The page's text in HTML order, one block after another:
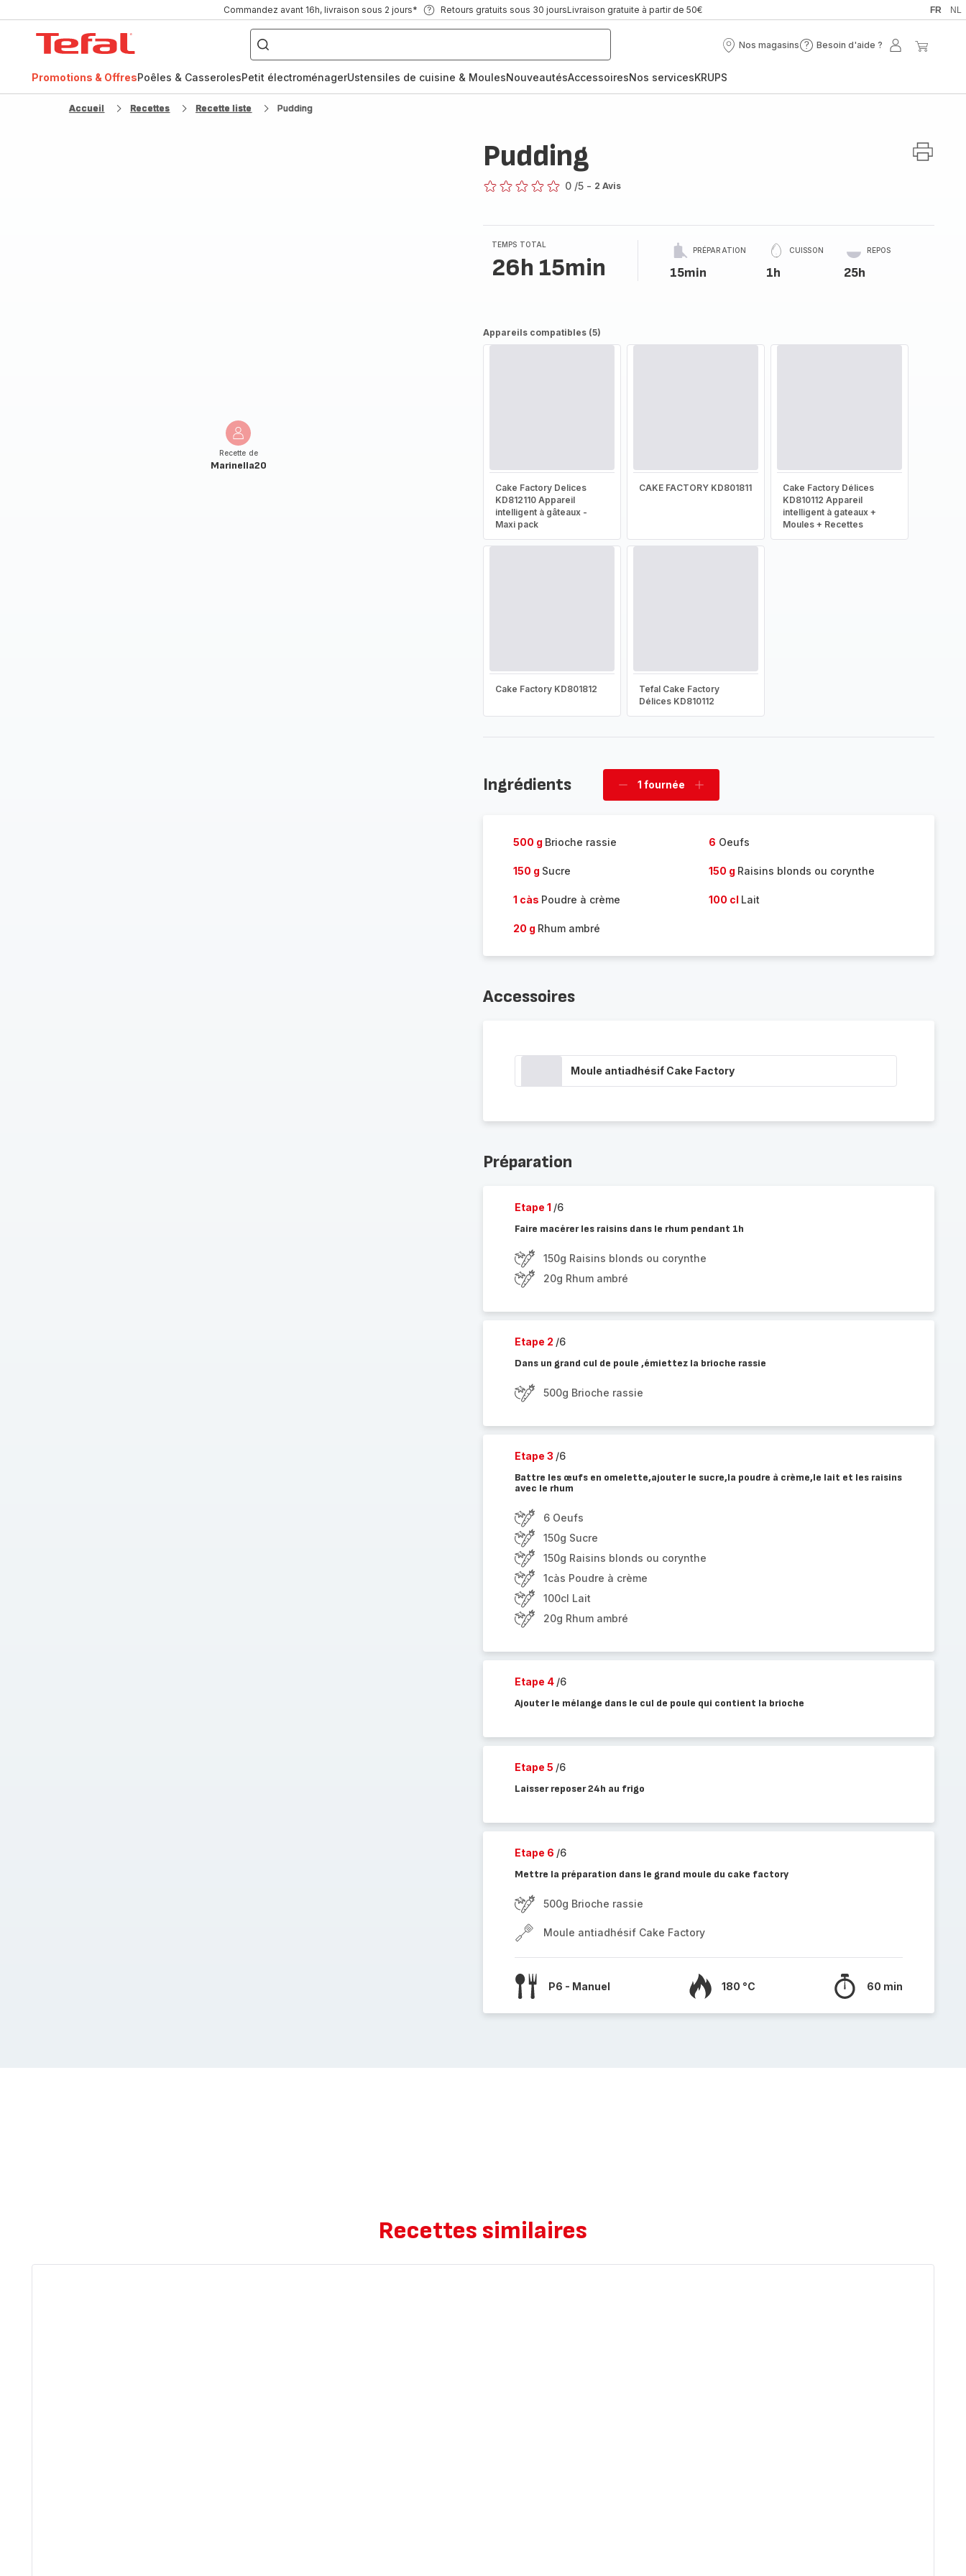
Commandez avant 16h, livraison sous 2 jours* Retours gratuits sous 30 joursLivraison gratuite à partir de 50€ FR NL
Que
recherchez-
vous
Nos magasins
Nos
Besoin d'aide ?
Besoin
Mon
Promotions & OffresPoêles & CasserolesPetit électroménagerUstensiles de cuisine & MoulesNouveautésAccessoiresNos servicesKRUPS
Accueil Recettes Recette liste Pudding
Recette de
Marinella20
Pudding
0 /5 - 2 Avis
TEMPS TOTAL
26h 15min
PRÉPARATION
15min
CUISSON
1h
REPOS
25h
Appareils compatibles (5)
Cake Factory Delices
KD812110 Appareil
intelligent à gâteaux -
Maxi pack
CAKE FACTORY KD801811
Cake Factory Délices
KD810112 Appareil
intelligent à gateaux +
Moules + Recettes
Cake Factory KD801812
Tefal Cake Factory
Délices KD810112
Ingrédients
Supprimer
1 fournée
Ajouter
500 g Brioche rassie 6 Oeufs
150 g Sucre 150 g Raisins blonds ou corynthe
1 càs Poudre à crème 100 cl Lait
20 g Rhum ambré
Accessoires
Moule antiadhésif Cake Factory
Préparation
Etape 1 /6
Faire macérer les raisins dans le rhum pendant 1h
150g Raisins blonds ou corynthe
20g Rhum ambré
Etape 2 /6
Dans un grand cul de poule ,émiettez la brioche rassie
500g Brioche rassie
Etape 3 /6
Battre les œufs en omelette,ajouter le sucre,la poudre à crème,le lait et les raisins
avec le rhum
6 Oeufs
150g Sucre
150g Raisins blonds ou corynthe
1càs Poudre à crème
100cl Lait
20g Rhum ambré
Etape 4 /6
Ajouter le mélange dans le cul de poule qui contient la brioche
Etape 5 /6
Laisser reposer 24h au frigo
Etape 6 /6
Mettre la préparation dans le grand moule du cake factory
500g Brioche rassie
Moule antiadhésif Cake Factory
P6 - Manuel 180 °C 60 min
Recettes similaires